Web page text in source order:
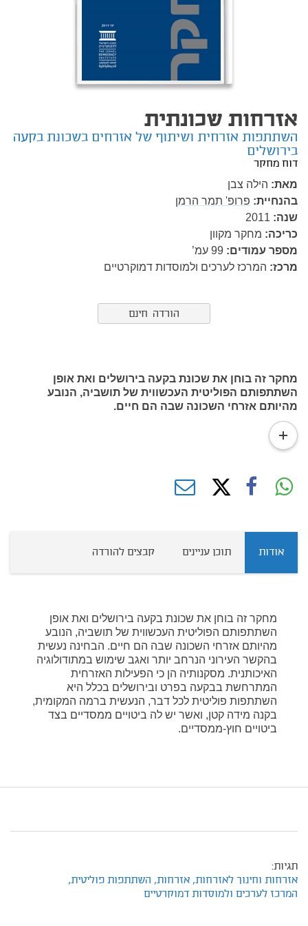
אזרחות שכונתית
השתתפות אזרחית ושיתוף של אזרחים בשכונת בקעה
בירושלים
דוח מחקר
מאת: הילה צבן
בהנחיית: פרופ' תמר הרמן
שנה: 2011
כריכה: מחקר מקוון
מספר עמודים: 99 עמ’
מרכז: המרכז לערכים ולמוסדות דמוקרטיים
הורדה חינם
מחקר זה בוחן את שכונת בקעה בירושלים ואת אופן
השתתפותם הפוליטית העכשווית של תושביה, הנובע
מהיותם אזרחי השכונה שבה הם חיים.
read
more
אודות תוכן עניינים קבצים להורדה
מחקר זה בוחן את שכונת בקעה בירושלים ואת אופן
השתתפותם הפוליטית העכשווית של תושביה, הנובע
מהיותם אזרחי השכונה שבה הם חיים. הבחינה נעשית
בהקשר העירוני הנרחב יותר ואגב שימוש במתודולוגיה
האיכותנית. מסקנותיה הן כי הפעילות האזרחית
המתרחשת בבקעה בפרט ובירושלים בכלל היא
השתתפות פוליטית לכל דבר, הנעשית ברמה המקומית,
בקנה מידה קטן, ואשר יש לה ביטויים ממסדיים בצד
ביטויים חוץ-ממסדיים.
תגיות:
אזרחות וחינוך לאזרחות, אזרחות, השתתפות פוליטית,
המרכז לערכים ולמוסדות דמוקרטיים